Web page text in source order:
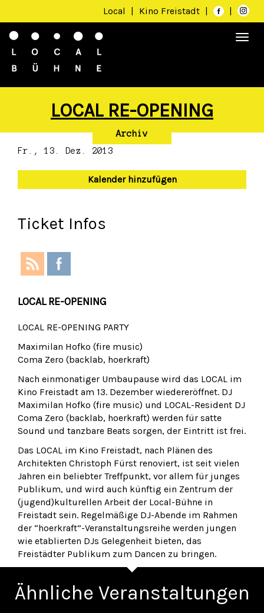
Local | Kino Freistadt | |
LOCAL RE-OPENING
Archiv
Fr., 13. Dez. 2013
Kalender hinzufügen
Ticket Infos
LOCAL RE-OPENING
LOCAL RE-OPENING PARTY
Maximilan Hofko (fire music)
Coma Zero (backlab, hoerkraft)
Nach einmonatiger Umbaupause wird das LOCAL im
Kino Freistadt am 13. Dezember wiedereröffnet. DJ
Maximilan Hofko (fire music) und LOCAL-Resident DJ
Coma Zero (backlab, hoerkraft) werden für satte
Sound und tanzbare Beats sorgen, der Eintritt ist frei.
Das LOCAL im Kino Freistadt, nach Plänen des
Architekten Christoph Fürst renoviert, ist seit vielen
Jahren ein beliebter Treffpunkt, vor allem für junges
Publikum, und wird auch künftig ein Zentrum der
(jugend)kulturellen Arbeit der Local-Bühne in
Freistadt sein. Regelmäßige DJ-Abende im Rahmen
der “hoerkraft”-Veranstaltungsreihe werden jungen
wie etablierten DJs Gelegenheit bieten, das
Freistädter Publikum zum Dancen zu bringen.
Ähnliche Veranstaltungen
Zurück